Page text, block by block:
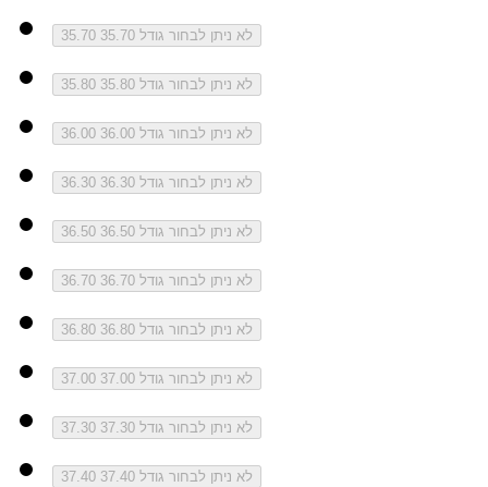
35.70 לא ניתן לבחור גודל 35.70
35.80 לא ניתן לבחור גודל 35.80
36.00 לא ניתן לבחור גודל 36.00
36.30 לא ניתן לבחור גודל 36.30
36.50 לא ניתן לבחור גודל 36.50
36.70 לא ניתן לבחור גודל 36.70
36.80 לא ניתן לבחור גודל 36.80
37.00 לא ניתן לבחור גודל 37.00
37.30 לא ניתן לבחור גודל 37.30
37.40 לא ניתן לבחור גודל 37.40